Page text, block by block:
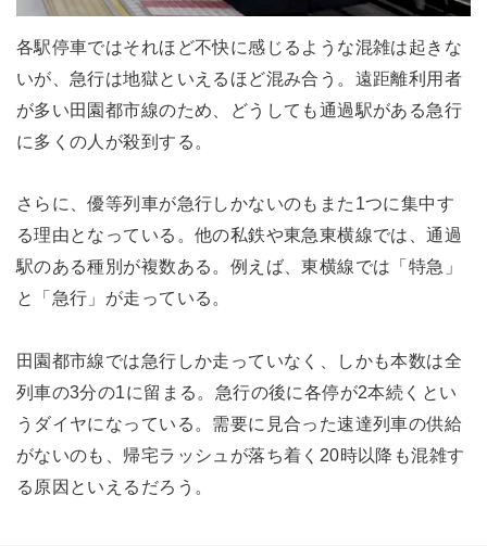
各駅停車ではそれほど不快に感じるような混雑は起きな
いが、急行は地獄といえるほど混み合う。遠距離利用者
が多い田園都市線のため、どうしても通過駅がある急行
に多くの人が殺到する。
さらに、優等列車が急行しかないのもまた1つに集中す
る理由となっている。他の私鉄や東急東横線では、通過
駅のある種別が複数ある。例えば、東横線では「特急」
と「急行」が走っている。
田園都市線では急行しか走っていなく、しかも本数は全
列車の3分の1に留まる。急行の後に各停が2本続くとい
うダイヤになっている。需要に見合った速達列車の供給
がないのも、帰宅ラッシュが落ち着く20時以降も混雑す
る原因といえるだろう。